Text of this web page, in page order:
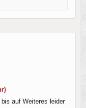
)
auf Weiteres leider